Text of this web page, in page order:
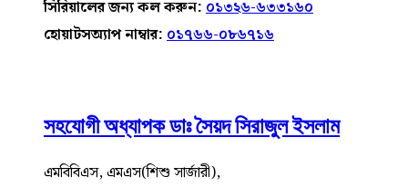
সিরিয়ালের জন্য কল করুন: ০১৩২৬-৬৩৩১৬০
হোয়াটসঅ্যাপ নাম্বার: ০১৭৬৬-০৮৬৭১৬
সহযোগী অধ্যাপক ডাঃ সৈয়দ সিরাজুল ইসলাম
এমবিবিএস, এমএস(শিশু সার্জারী),